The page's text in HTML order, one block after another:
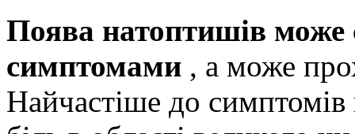
Поява натоптишів може
симптомами , а може
Найчастіше до симптомів